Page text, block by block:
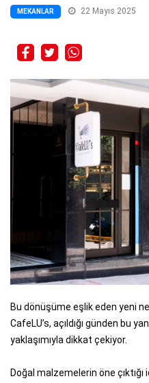
MEKANLAR 22 Mayıs 2025
Bu dönüşüme eşlik eden yeni
CafeLU’s, açıldığı günden bu
yaklaşımıyla dikkat çekiyor.
Doğal malzemelerin öne